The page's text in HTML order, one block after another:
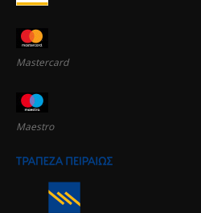
Mastercard
Maestro